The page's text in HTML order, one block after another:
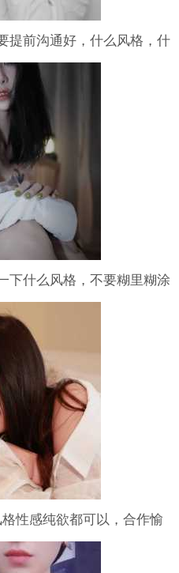
提前沟通好，什么风格，什
下什么风格，不要糊里糊涂
，什么风格，什么构思，你
。。 未完待续
性感纯欲都可以，合作愉